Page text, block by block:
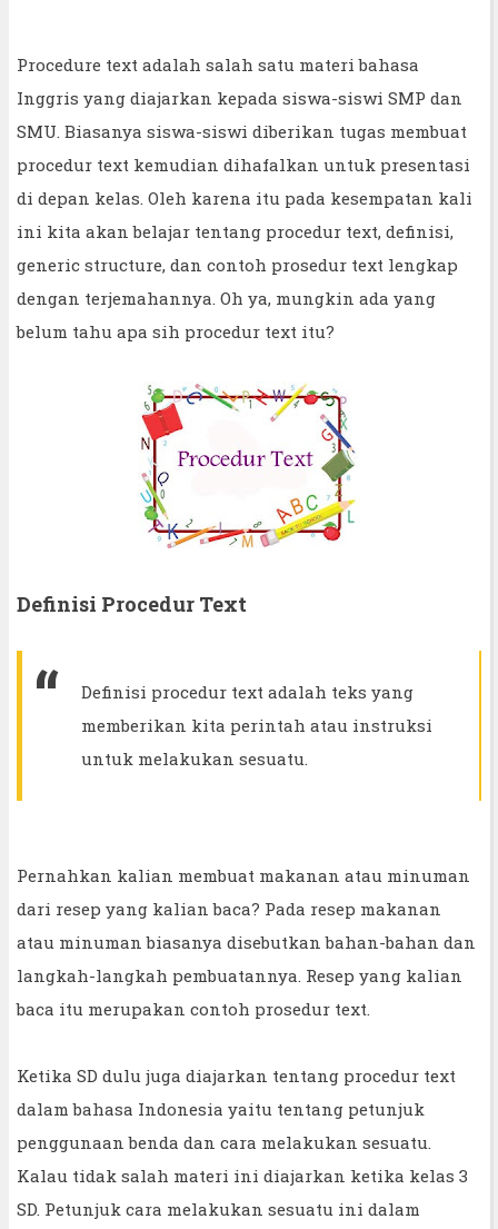
Procedure text adalah salah satu materi bahasa
Inggris yang diajarkan kepada siswa-siswi SMP dan
SMU. Biasanya siswa-siswi diberikan tugas membuat
procedur text kemudian dihafalkan untuk presentasi
di depan kelas. Oleh karena itu pada kesempatan kali
ini kita akan belajar tentang procedur text, definisi,
generic structure, dan contoh prosedur text lengkap
dengan terjemahannya. Oh ya, mungkin ada yang
belum tahu apa sih procedur text itu?
Definisi Procedur Text
Definisi procedur text adalah teks yang
memberikan kita perintah atau instruksi
untuk melakukan sesuatu.
Pernahkan kalian membuat makanan atau minuman
dari resep yang kalian baca? Pada resep makanan
atau minuman biasanya disebutkan bahan-bahan dan
langkah-langkah pembuatannya. Resep yang kalian
baca itu merupakan contoh prosedur text.
Ketika SD dulu juga diajarkan tentang procedur text
dalam bahasa Indonesia yaitu tentang petunjuk
penggunaan benda dan cara melakukan sesuatu.
Kalau tidak salah materi ini diajarkan ketika kelas 3
SD. Petunjuk cara melakukan sesuatu ini dalam